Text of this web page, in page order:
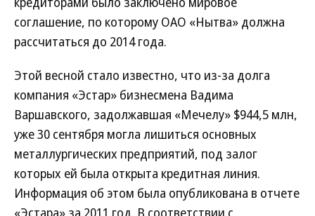
соглашение, по которому ОАО «Нытва» должна
рассчитаться до 2014 года.
Этой весной стало известно, что из-за долга
компания «Эстар» бизнесмена Вадима
Варшавского, задолжавшая «Мечелу» $944,5 млн,
уже 30 сентября могла лишиться основных
металлургических предприятий, под залог
которых ей была открыта кредитная линия.
Информация об этом была опубликована в отчете
«Эстара» за 2011 год. В соответствии с